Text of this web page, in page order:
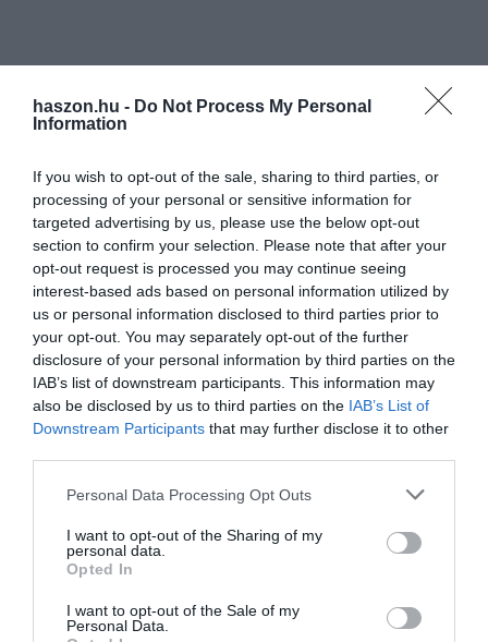
haszon.hu - Do Not Process My Personal
Information
If you wish to opt-out of the sale, sharing to third parties, or
processing of your personal or sensitive information for
targeted advertising by us, please use the below opt-out
section to confirm your selection. Please note that after your
opt-out request is processed you may continue seeing
interest-based ads based on personal information utilized by
us or personal information disclosed to third parties prior to
your opt-out. You may separately opt-out of the further
disclosure of your personal information by third parties on the
IAB’s list of downstream participants. This information may
also be disclosed by us to third parties on the IAB’s List of
Downstream Participants that may further disclose it to other
Please note that this website/app uses one or more Google
not limited to your visit or usage behaviour. You may click to
grant or deny consent to Google and its third-party tags to
use your data for below specified purposes in below Google
consent section.
Personal Data Processing Opt Outs
I want to opt-out of the Sharing of my
personal data.
Opted In
I want to opt-out of the Sale of my
Personal Data.
ÁLLATTENYÉSZTÉS
Olcsóbb lesz
jövőre is a
sertéshús?
Most
eláruljuk
drágulását sem.
volt a gazdaság
talán egyetlen
szegmense, ahol a
fogyasztók nem
Most nem
pattogatott
kukorica
készül a
kukoricaszektorban
Két fontos hírrel is
kukoricaszektor:
nagyberuházásról
Liba-galibát
kavart a
magyarokat
ekéző német
agrárportál
libatenyésztést és
Német állatvédő is